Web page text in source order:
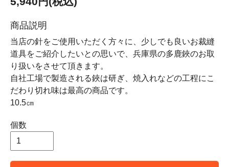
商品説明
当店の針をご使用いただく方々に、少しでも良いお裁縫
道具をご紹介したいとの思いで、兵庫県の多鹿鋏のお取
り扱いをさせて頂きます。
自社工場で製造される鋏は研ぎ、焼入れなどの工程にこ
だわり切れ味は最高の商品です。
10.5㎝
個数